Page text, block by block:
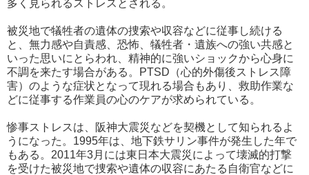
多く見られるストレスとされる。
被災地で犠牲者の遺体の捜索や収容などに従事し続ける
と、無力感や自責感、恐怖、犠牲者・遺族への強い共感と
いった思いにとらわれ、精神的に強いショックから心身に
不調を来たす場合がある。PTSD（心的外傷後ストレス障
害）のような症状となって現れる場合もあり、救助作業な
どに従事する作業員の心のケアが求められている。
惨事ストレスは、阪神大震災などを契機として知られるよ
うになった。1995年は、地下鉄サリン事件が発生した年で
もある。2011年3月には東日本大震災によって壊滅的打撃
を受けた被災地で捜索や遺体の収容にあたる自衛官などに